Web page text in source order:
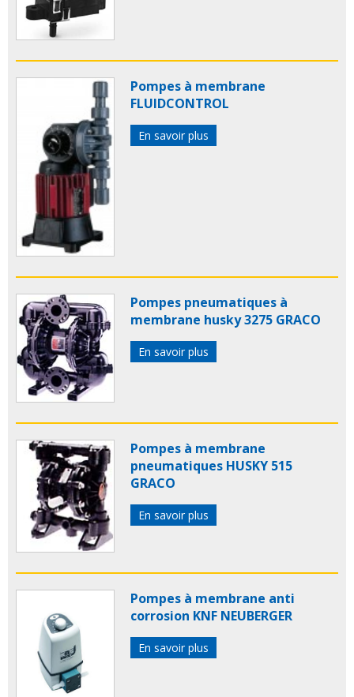
Pompes à membrane
FLUIDCONTROL
En savoir plus
Pompes pneumatiques à
membrane husky 3275 GRACO
En savoir plus
Pompes à membrane
pneumatiques HUSKY 515
GRACO
En savoir plus
Pompes à membrane anti
corrosion KNF NEUBERGER
En savoir plus